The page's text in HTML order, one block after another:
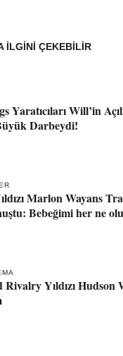
ILGINI ÇEKEBILIR
Yaratıcıları Will’in
Darbeydi!
Marlon Wayans
Bebeğimi her ne
Yıldızı Hudson